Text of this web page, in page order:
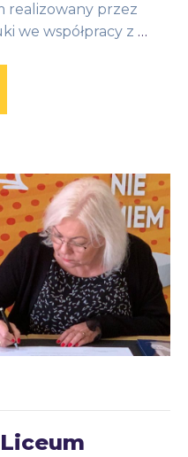
realizowany przez
we współpracy z …